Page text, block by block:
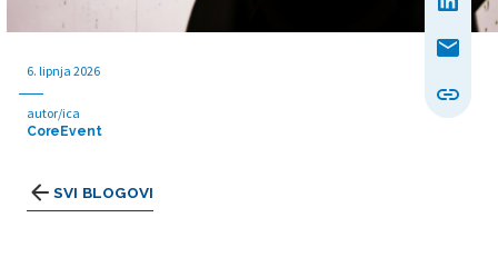
SVI BLOGOVI
6. lipnja 2026
autor/ica
CoreEvent